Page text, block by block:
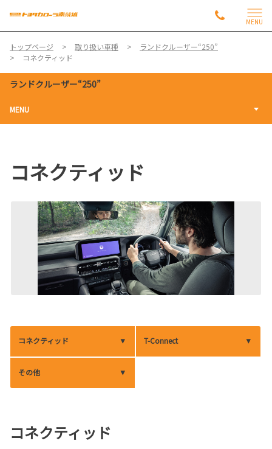
MENU
トップページ 取り扱い車種
ランドクルーザー“250”
コネクティッド
ランドクルーザー“250”
MENU
コネクティッド
コネクティッド T-Connect
その他
コネクティッド